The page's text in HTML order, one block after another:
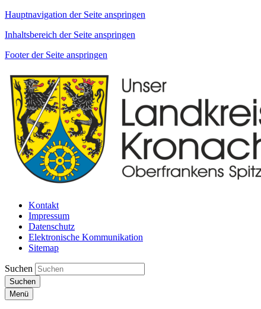
Hauptnavigation der Seite anspringen
Inhaltsbereich der Seite anspringen
Footer der Seite anspringen
Kontakt
Impressum
Datenschutz
Elektronische Kommunikation
Sitemap
Suchen
Suchen
Menü